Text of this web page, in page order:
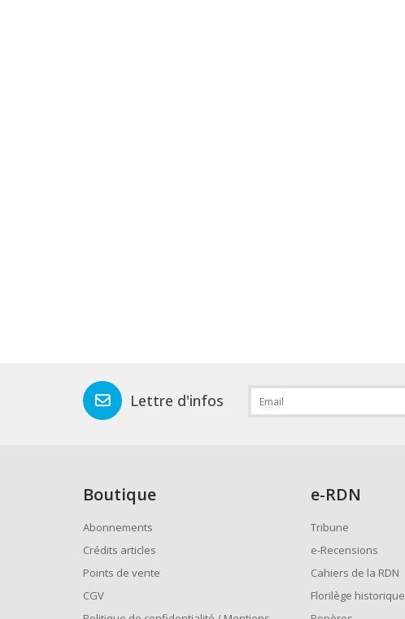
Lettre d'infos
Boutique
Abonnements
Crédits articles
Points de vente
CGV
e-RDN
Tribune
e-Recensions
Cahiers de la RDN
Florilège historique